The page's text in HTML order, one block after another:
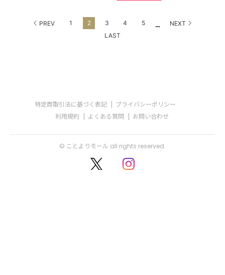
PREV 1 2 3 4 5 ...
NEXT
LAST
特定商取引法に基づく表記
プライバシーポリシー
利用規約
よくある質問 お問い合わせ
© ことよりモール all rights reserved.